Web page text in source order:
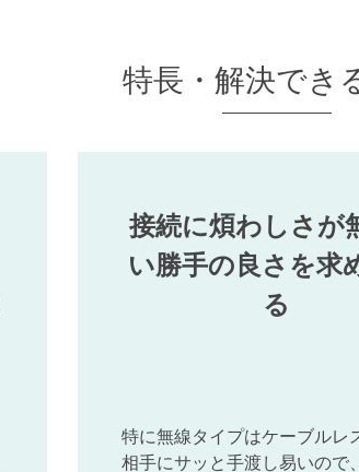
特長・解決でき
接続に煩わしさが
い勝手の良さを求
る
特に無線タイプはケーブルレ
相手にサッと手渡し易いので